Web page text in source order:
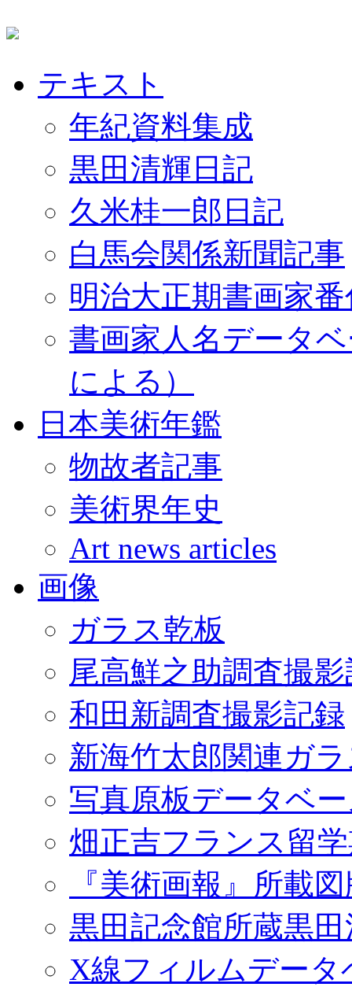
テキスト
年紀資料集成
黒田清輝日記
久米桂一郎日記
白馬会関係新聞記事
明治大正期書画家
書画家人名データ
による）
日本美術年鑑
物故者記事
美術界年史
Art news articles
画像
ガラス乾板
尾高鮮之助調査撮
和田新調査撮影記録
新海竹太郎関連ガ
写真原板データベ
畑正吉フランス留
『美術画報』所載
黒田記念館所蔵黒
X線フィルムデータ